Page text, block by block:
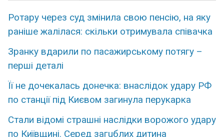
Ротару через суд змінила свою пенсію, на яку
раніше жалілася: скільки отримувала співачка
Зранку вдарили по пасажирському потягу –
перші деталі
Її не дочекалась донечка: внаслідок удару РФ
по станції під Києвом загинула перукарка
Стaли відомі стpaшні наcлідки воpожого удару
по Київщині. Сеpед загuблих дитина